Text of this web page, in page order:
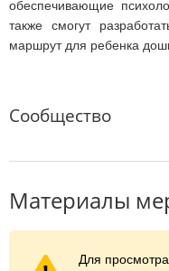
обеспечивающие
также смогут
маршрут для ребенка
Сообщество
Материалы
Для